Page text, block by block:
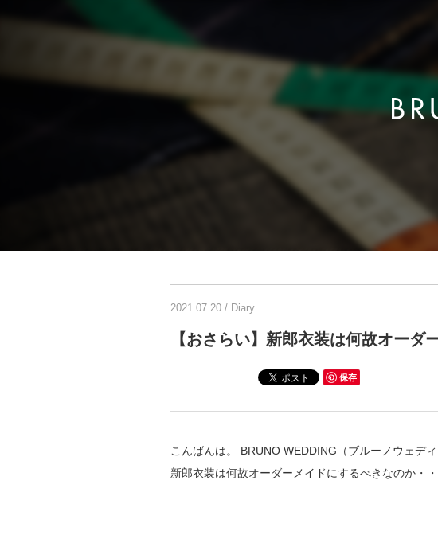
2021.07.20/ Diary
【おさらい】新郎衣装は何故オーダ
保存
こんばんは。 BRUNO WEDDING（ブルーノウェディ
新郎衣装は何故オーダーメイドにするべきなのか・